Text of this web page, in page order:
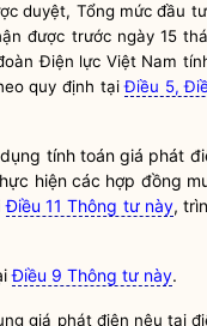
duyệt, Tổng mức đầu tư
được trước ngày 15
Điện lực Việt Nam
quy định tạiĐiều 5,
tính toán giá phát
hiện các hợp đồng
Điều 11 Thông tư này,
Điều 9 Thông tư này.
giá phát điện nêu tại